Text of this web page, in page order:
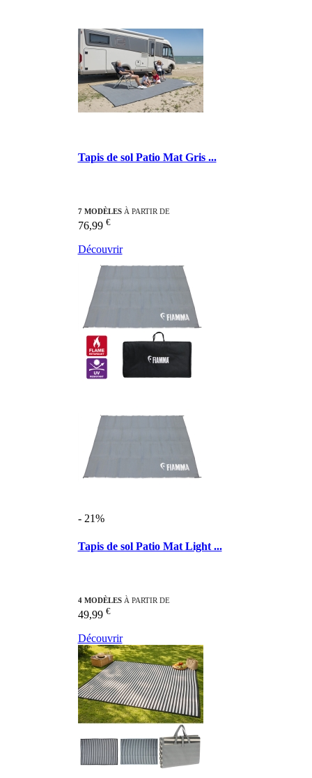
Tapis de sol Patio Mat Gris ...
7 MODÈLESÀ PARTIR DE
76,99 €
Découvrir
- 21%
Tapis de sol Patio Mat Light ...
4 MODÈLESÀ PARTIR DE
49,99 €
Découvrir